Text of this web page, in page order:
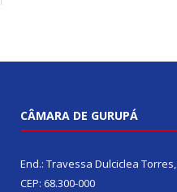
CÂMARA DE GURUPÁ
End.: Travessa Dulciclea
CEP: 68.300-000